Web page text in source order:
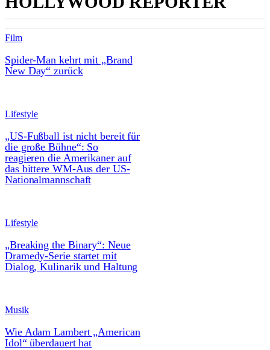
Film
Spider-Man kehrt mit „Brand
New Day“ zurück
Lifestyle
„US-Fußball ist nicht bereit für
die große Bühne“: So
reagieren die Amerikaner auf
das bittere WM-Aus der US-
Nationalmannschaft
Lifestyle
„Breaking the Binary“: Neue
Dramedy-Serie startet mit
Dialog, Kulinarik und Haltung
Musik
Wie Adam Lambert „American
Idol“ überdauert hat